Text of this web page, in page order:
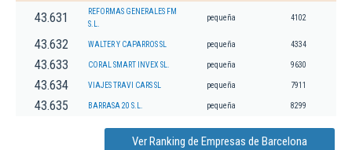
43.631
REFORMAS GENERALES FM
S.L.
pequeña 4102
43.632 WALTER Y CAPARROS SL pequeña 4334
43.633 CORAL SMART INVEX SL. pequeña 9630
43.634 VIAJES TRAVI CARS SL pequeña 7911
43.635 BARRASA 20 S.L. pequeña 8299
Ver Ranking de Empresas de Barcelona